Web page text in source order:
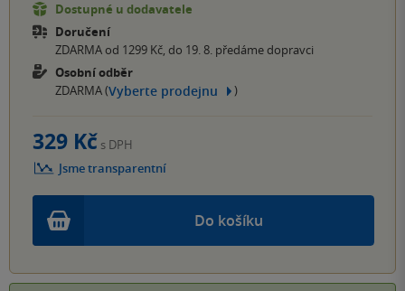
Dostupné u dodavatele
Doručení
ZDARMA od 1299 Kč, do 19. 8. předáme dopravci
Osobní odběr
ZDARMA (Vyberte prodejnu )
Do košíku
329 Kč s DPH
Jsme transparentní